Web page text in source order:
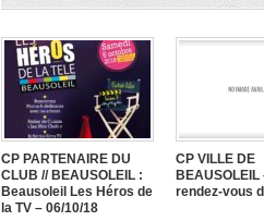
CP PARTENAIRE DU
CLUB // BEAUSOLEIL :
Beausoleil Les Héros de
la TV – 06/10/18
CP VILLE DE
BEAUSOLEIL
rendez-vous